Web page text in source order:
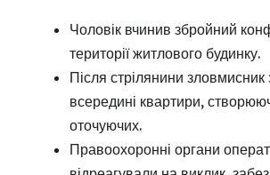
Чоловік вчинив збройний
території житлового будинку.
Після стрілянини зловмисник
всередині квартири,
оточуючих.
Правоохоронні органи